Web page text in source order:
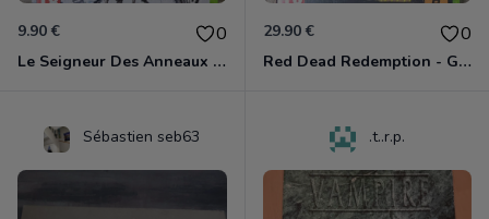
9.90 € 0
Le Seigneur Des Anneaux - La Guerre Du Nord Xbox 360
29.90 € 0
Red Dead Redemption - Game Of The Year Xbox 360
Sébastien seb63 .t..r.p.